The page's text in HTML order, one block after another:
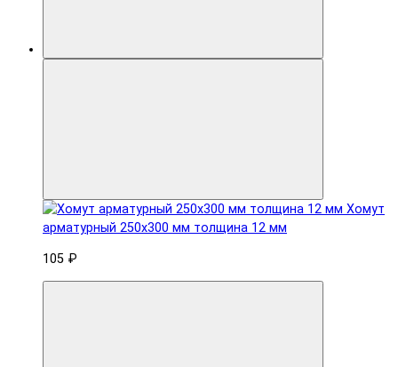
Хомут
арматурный 250x300 мм толщина 12 мм
105 ₽